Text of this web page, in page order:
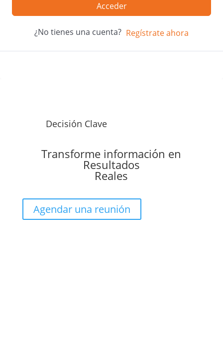
Acceder
¿No tienes una cuenta? Regístrate ahora
Decisión Clave
Transforme información en
Resultados
Reales
Agendar una reunión